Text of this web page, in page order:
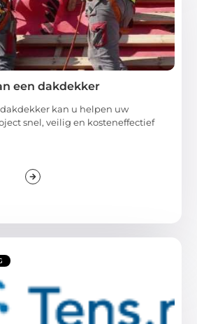
een dakdekker
kan u helpen uw
snel, veilig en kosteneffectief